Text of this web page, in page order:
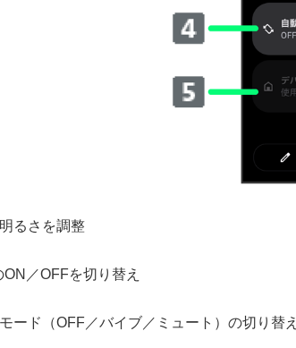
るさを調整
／OFFを切り替え
ード（OFF／バイブ／ミュート）の切り替え